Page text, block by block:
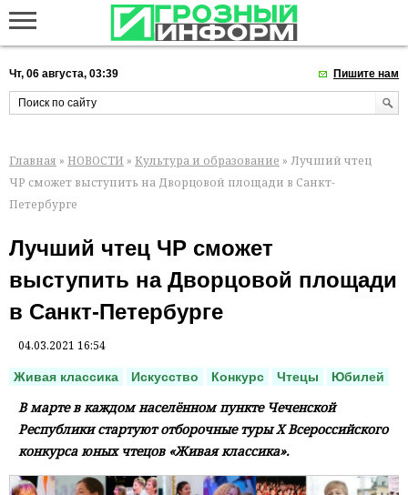
Чт, 06 августа, 03:39 Пишите нам
Главная » НОВОСТИ » Культура и образование » Лучший чтец
ЧР сможет выступить на Дворцовой площади в Санкт-
Петербурге
Лучший чтец ЧР сможет
выступить на Дворцовой площади
в Санкт-Петербурге
04.03.2021 16:54
Живая классика Искусство Конкурс Чтецы Юбилей
В марте в каждом населённом пункте Чеченской
Республики стартуют отборочные туры X Всероссийского
конкурса юных чтецов «Живая классика».